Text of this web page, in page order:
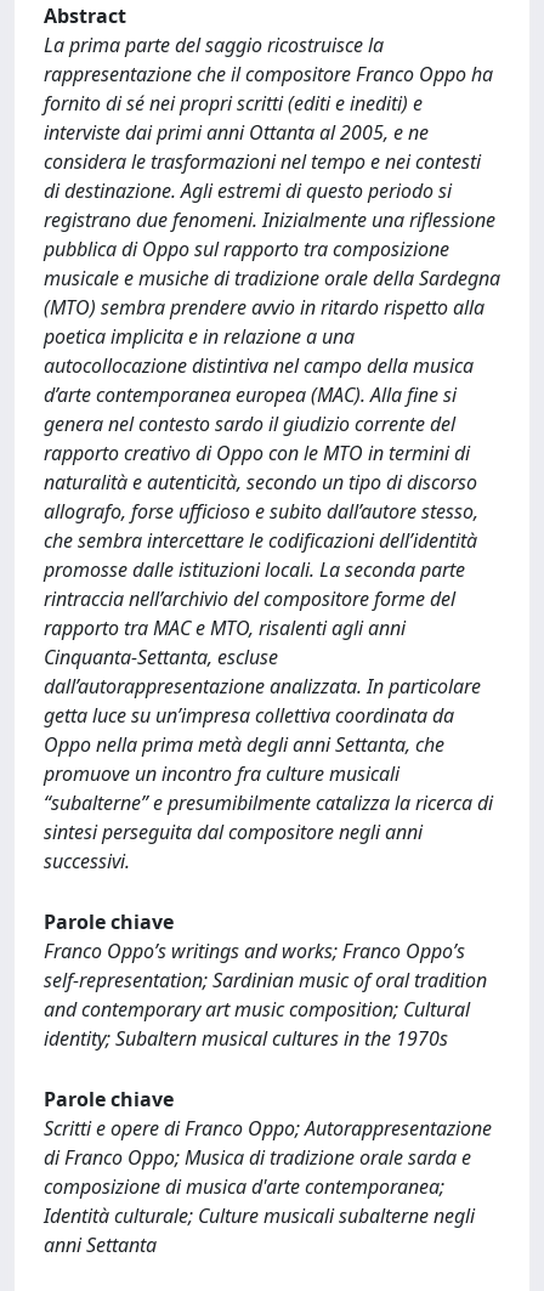
Abstract
La prima parte del saggio ricostruisce la
rappresentazione che il compositore Franco Oppo ha
fornito di sé nei propri scritti (editi e inediti) e
interviste dai primi anni Ottanta al 2005, e ne
considera le trasformazioni nel tempo e nei contesti
di destinazione. Agli estremi di questo periodo si
registrano due fenomeni. Inizialmente una riflessione
pubblica di Oppo sul rapporto tra composizione
musicale e musiche di tradizione orale della Sardegna
(MTO) sembra prendere avvio in ritardo rispetto alla
poetica implicita e in relazione a una
autocollocazione distintiva nel campo della musica
d’arte contemporanea europea (MAC). Alla fine si
genera nel contesto sardo il giudizio corrente del
rapporto creativo di Oppo con le MTO in termini di
naturalità e autenticità, secondo un tipo di discorso
allografo, forse ufficioso e subito dall’autore stesso,
che sembra intercettare le codificazioni dell’identità
promosse dalle istituzioni locali. La seconda parte
rintraccia nell’archivio del compositore forme del
rapporto tra MAC e MTO, risalenti agli anni
Cinquanta-Settanta, escluse
dall’autorappresentazione analizzata. In particolare
getta luce su un’impresa collettiva coordinata da
Oppo nella prima metà degli anni Settanta, che
promuove un incontro fra culture musicali
“subalterne” e presumibilmente catalizza la ricerca di
sintesi perseguita dal compositore negli anni
successivi.
Parole chiave
Franco Oppo’s writings and works; Franco Oppo’s
self-representation; Sardinian music of oral tradition
and contemporary art music composition; Cultural
identity; Subaltern musical cultures in the 1970s
Parole chiave
Scritti e opere di Franco Oppo; Autorappresentazione
di Franco Oppo; Musica di tradizione orale sarda e
composizione di musica d'arte contemporanea;
Identità culturale; Culture musicali subalterne negli
anni Settanta